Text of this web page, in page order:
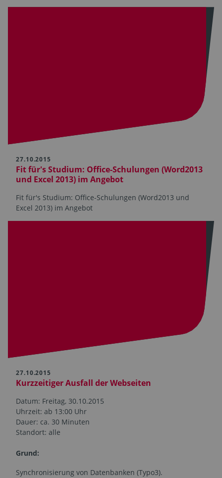
27.10.2015
Fit für's Studium: Office-Schulungen (Word2013
und Excel 2013) im Angebot
Fit für's Studium: Office-Schulungen (Word2013 und
Excel 2013) im Angebot
27.10.2015
Kurzzeitiger Ausfall der Webseiten
Datum: Freitag, 30.10.2015
Uhrzeit: ab 13:00 Uhr
Dauer: ca. 30 Minuten
Standort: alle
Grund:
Synchronisierung von Datenbanken (Typo3).